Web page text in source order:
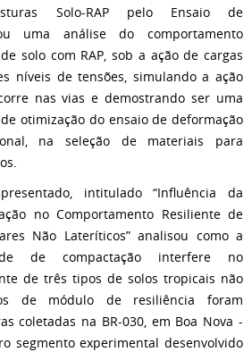
Solo-RAP pelo Ensaio de
uma análise do comportamento
solo com RAP, sob a ação de cargas
níveis de tensões, simulando a ação
nas vias e demostrando ser uma
otimização do ensaio de deformação
na seleção de materiais para
intitulado “Influência da
no Comportamento Resiliente de
Não Lateríticos” analisou como a
de compactação interfere no
de três tipos de solos tropicais não
de módulo de resiliência foram
coletadas na BR-030, em Boa Nova -
segmento experimental desenvolvido